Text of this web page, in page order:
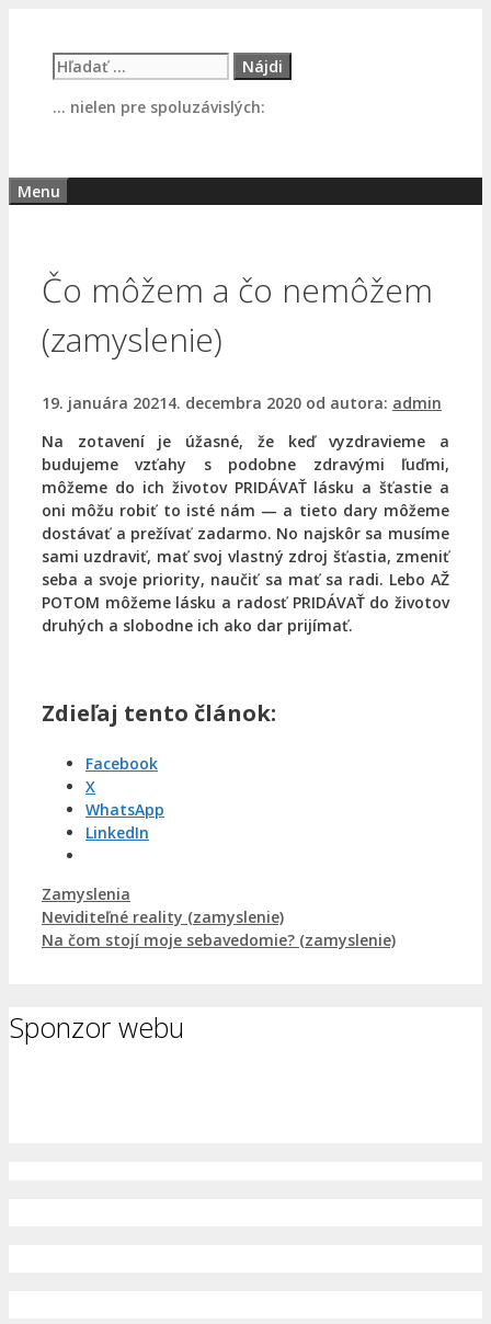
Hľadať:
… nielen pre spoluzávislých:
Menu
Čo môžem a čo nemôžem
(zamyslenie)
19. januára 20214. decembra 2020 od autora: admin
Na zotavení je úžasné, že keď vyzdravieme a
budujeme vzťahy s podobne zdravými ľuďmi,
môžeme do ich životov PRIDÁVAŤ lásku a šťastie a
oni môžu robiť to isté nám — a tieto dary môžeme
dostávať a prežívať zadarmo. No najskôr sa musíme
sami uzdraviť, mať svoj vlastný zdroj šťastia, zmeniť
seba a svoje priority, naučiť sa mať sa radi. Lebo AŽ
POTOM môžeme lásku a radosť PRIDÁVAŤ do životov
druhých a slobodne ich ako dar prijímať.
Zdieľaj tento článok:
Facebook
X
WhatsApp
LinkedIn
Kategórie
Zamyslenia
Neviditeľné reality (zamyslenie)
Na čom stojí moje sebavedomie? (zamyslenie)
Sponzor webu